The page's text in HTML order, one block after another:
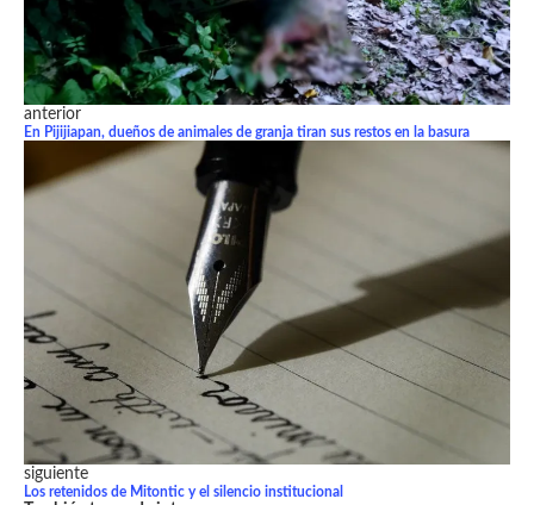
anterior
En Pijijiapan, dueños de animales de granja tiran sus restos en la basura
siguiente
Los retenidos de Mitontic y el silencio institucional